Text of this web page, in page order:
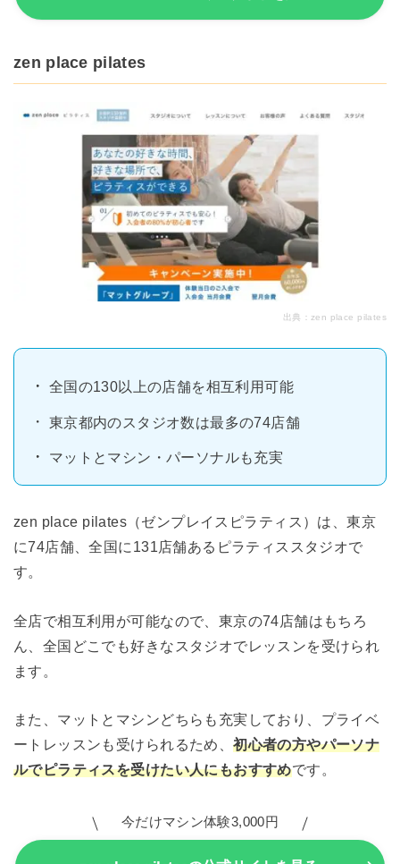
zen place pilates
出典： zen place pilates
全国の130以上の店舗を相互利用可能
東京都内のスタジオ数は最多の74店舗
マットとマシン・パーソナルも充実
zen place pilates（ゼンプレイスピラティス）は、東京
に74店舗、全国に131店舗あるピラティススタジオで
す。
全店で相互利用が可能なので、東京の74店舗はもちろ
ん、全国どこでも好きなスタジオでレッスンを受けられ
ます。
また、マットとマシンどちらも充実しており、プライベ
ートレッスンも受けられるため、初心者の方やパーソナ
ルでピラティスを受けたい人にもおすすめです。
今だけマシン体験3,000円